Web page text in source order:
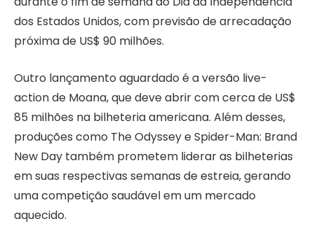
dos Estados Unidos, com previsão de arrecadação
próxima de US$ 90 milhões.
Outro lançamento aguardado é a versão live-
action de Moana, que deve abrir com cerca de US$
85 milhões na bilheteria americana. Além desses,
produções como The Odyssey e Spider-Man: Brand
New Day também prometem liderar as bilheterias
em suas respectivas semanas de estreia, gerando
uma competição saudável em um mercado
aquecido.